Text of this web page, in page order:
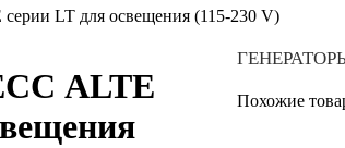
LT для освещения (115-230 V)
ALTE
Похожие